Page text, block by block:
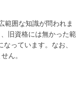
範囲な知識が問われま
旧資格には無かった範
っています。なお、
ん。